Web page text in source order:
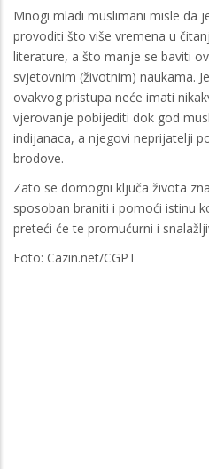
Mnogi mladi muslimani misle da
provoditi što više vremena u
literature, a što manje se baviti
svjetovnim (životnim) naukama.
ovakvog pristupa neće imati
vjerovanje pobijediti dok god
indijanaca, a njegovi neprijatelji
brodove.
Zato se domogni ključa života
sposoban braniti i pomoći istinu
preteći će te promućurni i
Foto: Cazin.net/CGPT